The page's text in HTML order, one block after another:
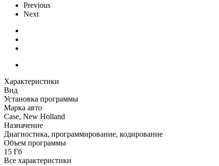
Previous
Next
Характеристики
Вид
Установка программы
Марка авто
Case, New Holland
Назначение
Диагностика, программирование, кодирование
Объем программы
15 Гб
Все характеристики